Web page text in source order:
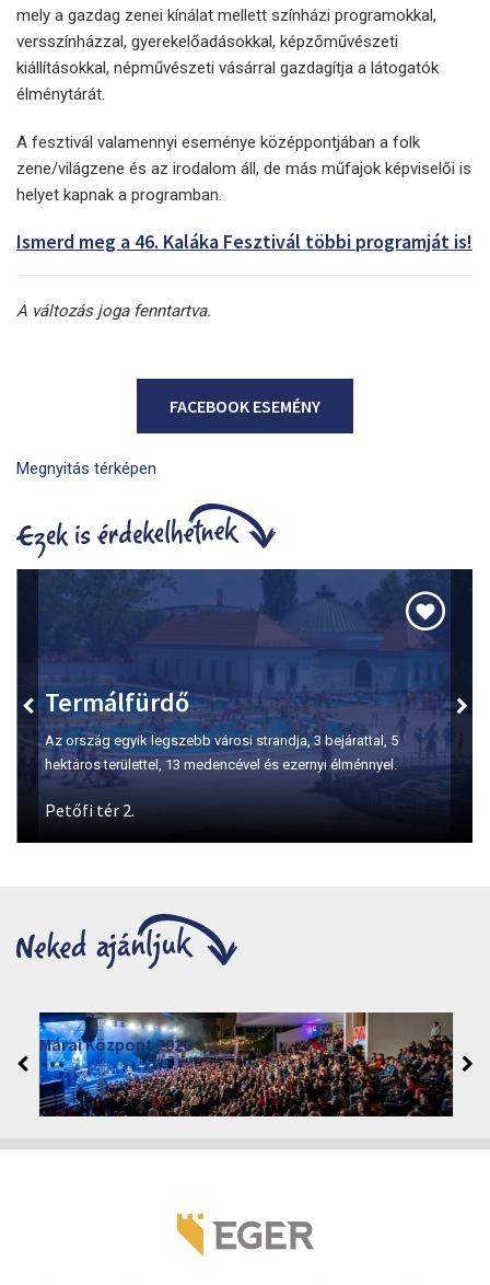
mely a gazdag zenei kínálat mellett színházi programokkal,
versszínházzal, gyerekelőadásokkal, képzőművészeti
kiállításokkal, népművészeti vásárral gazdagítja a látogatók
élménytárát.
A fesztivál valamennyi eseménye középpontjában a folk
zene/világzene és az irodalom áll, de más műfajok képviselői is
helyet kapnak a programban.
Ismerd meg a 46. Kaláka Fesztivál többi programját is!
A változás joga fenntartva.
FACEBOOK ESEMÉNY
Megnyitás térképen
Termálfürdő
Az ország egyik legszebb városi strandja, 3 bejárattal, 5
hektáros területtel, 13 medencével és ezernyi élménnyel.
Petőfi tér 2.
Márai Központ 2026
2026. június 19. - 2026. augusztus 28.
Márai Központ, Eger 3300, Szépasszony-völgy 35.